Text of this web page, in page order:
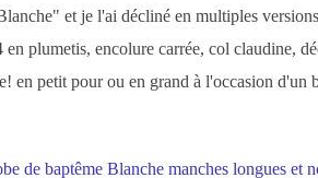
et je l'ai décliné en multiples
en plumetis, encolure carrée, col claudine,
en petit pour ou en grand à l'occasion d'un